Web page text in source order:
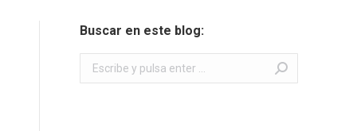
Buscar en este blog:
Buscar: